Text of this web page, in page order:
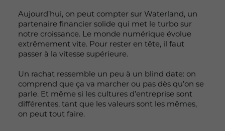
Aujourd’hui, on peut compter sur Waterland, un
partenaire financier solide qui met le turbo sur
notre croissance. Le monde numérique évolue
extrêmement vite. Pour rester en tête, il faut
passer à la vitesse supérieure.
Un rachat ressemble un peu à un blind date: on
comprend que ça va marcher ou pas dès qu’on se
parle. Et même si les cultures d’entreprise sont
différentes, tant que les valeurs sont les mêmes,
on peut tout faire.